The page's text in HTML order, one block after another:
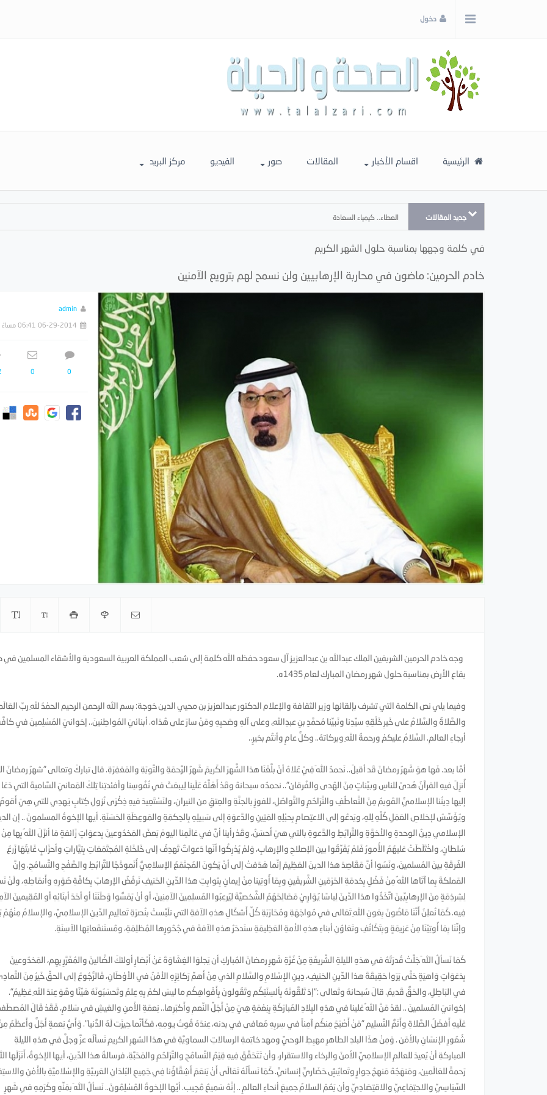
دخول
الرئيسية اقسام الأخبار المقالات صور الفيديو مركز البريد
جديد المقالات العطاء.. كيمياء السعادة
في كلمة وجهها بمناسبة حلول الشهر الكريم
خادم الحرمين: ماضون في محاربة الإرهابيين ولن نسمح لهم بترويع الآمنين
admin
06-29-2014 06:41 مساءً
0
0
وجه خادم الحرمين الشريفين الملك عبدالله بن عبدالعزيز آل سعود حفظه الله كلمة إلى شعب المملكة العربية السعودية والأشقاء المسلمين
بقاع الأرض بمناسبة حلول شهر رمضان المبارك لعام 1435ه.
وفيما يلي نص الكلمة التي تشرف بإلقائها وزير الثقافة والإعلام الدكتور عبدالعزيز بن محيي الدين خوجة: بسم الله الرحمن الرحيم الحمْدُ للهِ ربِّ
والصَّلاةُ والسَّلامُ على خَيرِ خَلْقِهِ سيِّدِنا ونَبيِّنا مُحمَّدٍ بنِ عبدِاللهِ، وعلى آلهِ وصَحبِهِ ومَنْ سارَ على هُدَاه. أبنائيَ المُواطِنينَ.. إخوانيَ المُسْلِمينَ في
أرجاءِ العالمِ. السَّلامُ عليكمْ ورحمةُ اللهِ وبركاتهُ.. وكلُّ عامٍ وأنتُم بخيرٍ..
أمَّا بعد. فَها هوَ شَهرُ رمضانَ قَد أقبلَ.. نَحمدُ اللهَ فِيْ عُلاهُ أنْ بلَّغَنَا هذا الشَّهرَ الكَريمَ شَهرُ الرَّحمَةِ والتَّوبَةِ والمَغفِرَةِ. قال تباركَ وتعالى "شهرُ رمضانَ
أُنزِلَ فيهِ القرآنُ هُدىً للناسِ وبيِّناتٍ مِنَ الهُدى والفُرقان".. نحمدُه سبحانهُ وقَدْ أَهَلَّهُ عَلَينا لِيبعَثَ في نُفُوسِنا وأفئدتِنا تِلكَ المَعانيَ السَّاميةَ التي دَعَا
إليها دِينُنا الإسلاميُّ القَويمُ مِنَ التَّعاطُفِ والتَّرَاحُمِ والتَّواصُلِ، للفوزِ بالجنَّةِ والعِتقِ من النيرانِ، ولنَسْتَعِيدَ فيهِ ذِكْرَى نُزولِ كِتابٍ يَهدِي للتي هِيَ
ويُؤَسِّسُ لإخلاصِ العَمَلِ كُلِّهِ لِلهِ، ويَدعُو إلى الاعتِصامِ بِحبْلِهِ المَتِينِ والدَّعوَةِ إلى سَبيلِهِ بِالحِكمَةِ والمَوعِظَةِ الحَسَنَةِ. أيها الإخوةُ المسلمونَ .. إن
الإسلامي دِينُ الوحدةِ والأخوَّةِ والتَّرابُطِ والدَّعوةِ بالتي هيَ أَحسَنُ، وقَدْ رأينا أنَّ في عَالَمِنا اليومَ بَعضَ المَخدُوعينَ بِدعوَاتٍ زَائفةٍ مَا أنزَلَ اللهُ بِها مِنْ
سُلطانٍ، واخْتَلَطَتْ عَليهُمُ الأُمورُ فَلمْ يُفَرِّقُوا بين الإصلاحِ والإرهابِ، وَلمْ يُدْرِكُوا أنّها دَعواتٌ تَهدِفُ إلى خَلخَلةِ المُجتَمَعَاتِ بِتيَّاراتٍ وأحزَابٍ غَايتُهَا زَرعُ
الفُرقَةِ بينَ المُسلمينَ، ونَسُوا أنَّ مَقَاصِدَ هذا الدينَ العَظِيمَ إنِّما هَدَفتْ إلى أنْ يَكونَ المُجتَمَعُ الإسلامِيُّ أُنَموذَجًا للتَّرابُطِ والصَّفْحِ والتَّسامُحِ. وإنَّ
المَملكةَ بِما آتَاها اللهُ مِنْ فَضْلٍ بِخدمَةِ الحَرَمَينِ الشَّريفَينِ وبِمَا أُوتِينا مِنْ إيمانٍ بِثوابِتِ هذا الدِّينِ الحَنيفِ نَرفُضُ الإرهابَ بِكافَّةِ صُوَرِهِ وأَنمَاطِهِ، ولَنْ
لِشِرذِمَةٍ مِنَ الإرهابِيِّينَ اتَّخَذُوا هذا الدِّينَ لِباسًا يُوَارِيْ مَصَالِحَهُمُ الشَّخصيَّةَ لِيُرعِبُوا المُسلِمِينَ الآمِنِينَ، أو أنْ يَمَسُّوا وَطَنَنَا أو أحَدَ أبنَائِهِ أو المُقِيمينَ
فِيه. كَمَا نُعلِنُ أَنَّنَا مَاضُونَ بِعَونِ اللهِ تَعَالى في مُواجَهَةِ ومُحَارَبَةِ كُلِّ أَشكَالِ هذهِ الآفةِ التي تلَبَّستْ بنُصرَةِ تَعالِيمِ الدِّينِ الإسلامِيِّ، والإسلامُ مِنْهُمْ
وإنِّنَا بِمَا أُوتِيْنَا مِنْ عَزيمَةٍ وبِتَكَاتُفِ وتَعَاوُنِ أبناءِ هذهِ الأمةِ العَظِيمَةِ سنَدحَرُ هذهِ الآفةَ في جُحُورِها المُظلِمَةِ، ومُستَنقَعاتِها الآسِنَةِ.
كَمَا نَسألُ اللهَ جَلَّتْ قُدرَتُهُ في هذهِ الليلةِ الشَّريفَةِ مِنْ غُرَّةِ شَهرِ رمضانَ المُباركِ أن يَجلوَا الغِشَاوَةَ عَنْ أَبْصَارِ أولئكَ الضَّالينَ والمُغَرَّرِ بِهِم، المَخدُوعينَ
بِدَعَوَاتٍ وَاهيَةٍ حَتَّى يَرَوا حَقِيقَةَ هذا الدِّينِ الحَنيفِ، دِينِ الإِسْلامِ والسَّلامِ الذي مِنْ أَهمِّ رَكائِزِهِ الأمْنُ في الأوْطَانِ، فَالرُّجُوعُ إلى الحقِّ خَيرٌ مِنَ
في البَاطِلِ، والحَقُّ قَديمٌ. قالَ سُبحانهُ وتَعالى :"إذ تَلقَّونَهُ بِألسِنَتِكُم وتَقُولونَ بِأَفْواهِكُم ما ليسَ لكمْ بِهِ عِلمٌ وتَحسَبُونَهُ هَيِّنًا وهُوَ عِندَ اللهِ عَظِيمٌ".
إخوانيَ المُسلمينَ .. لقدْ مَنَّ اللهُ عَلينا في هذهِ البِلادِ المُبارَكَةِ بِنِعْمَةٍ هِيَ مِنْ أَجَلِّ النِّعمِ وأَكبَرِها.. نِعمَةِ الأَمنِ والعَيشِ في سَلامٍ، فَقَدْ قَالَ
عَلَيهِ أَفضَلُ الصَّلاةِ وأَتَمُّ التَّسلِيمِ "مَنْ أَصْبَحَ مِنكُم آمِناً في سِربِهِ مُعافى في بدنه، عِندَهُ قُوتُ يومِهِ، فكَأنَّما حِيزَت لَهُ الدُّنيا". وَأَيُّ نِعمةٍ أَجَلُّ وأَعظَمُ
شُعُورِ الإنسَانِ بالأمَن . وَمِنْ هذَا البلدِ الطاهرِ مهبِطِ الوحيِّ ومهد خاتِمةِ الرسالاتِ السماويَّةِ في هذا الشهرِ الكريمِ نَسألُه عزَّ وجلَّ في هذهِ الليلةِ
المباركةِ أنْ يُعيدَ للعالمِ الإسلامِيِّ الأمنَ والرخاء والاستقرار، وأن تَتَحَقَّقَ فِيهِ قِيَمُ التَّسامُحِ والتَّرَاحُمِ والمَحَبَّةِ، فرسالةُ هذا الدِّينِ، أيها الإخوةُ، أَنَزَلَها
رَحمةً للعَالَمين، ومَنهَجُهُ مَنهجُ حِوارٍ وتَعايُشٍ حَضَاريٍّ إنسانيٍّ. كَمَا نَسأَلُهُ تَعَالَى أَنْ يَنعَمَ أَشِقَّاؤُنا فِي جَمِيعِ البُلدَانِ العَربيَّةِ والإسْلاميَّةِ بالأَمْنِ
السِّيَاسِيِّ والاجتِمَاعِيِّ والاقتِصَادِيِّ وأن يَعُمّ السلامُ جميعَ أنحاءِ العالمِ .. إنَّهُ سَميعٌ مُجِيب. أيَّها الإخوةُ المُسْلِمُونَ.. نَسألُ اللهَ بمَنِّهِ وكَرَمِهِ في شَهرِ